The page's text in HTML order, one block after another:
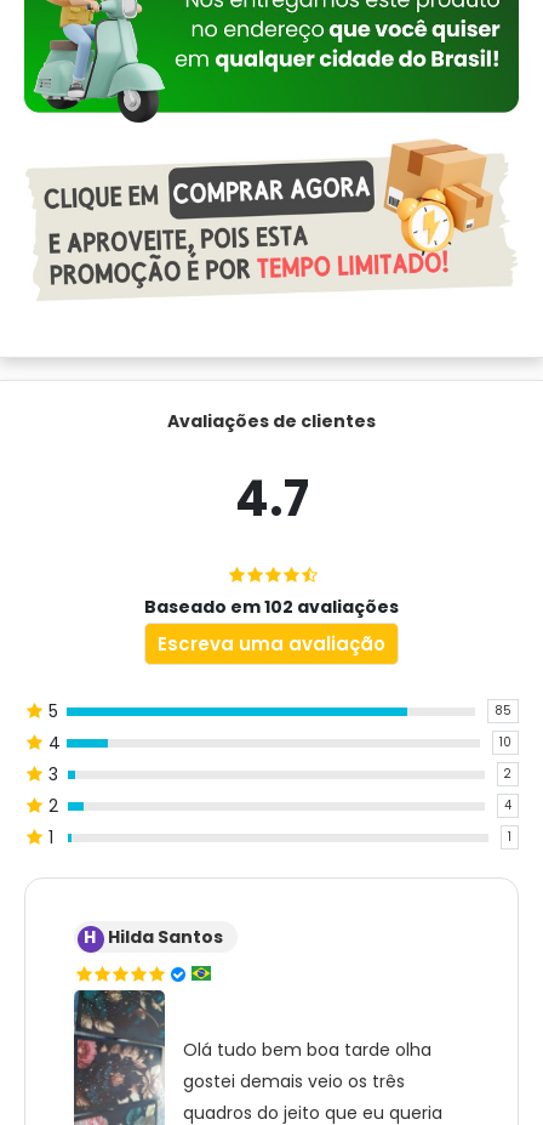
Avaliações de clientes
4.7
Baseado em 102 avaliações
Escreva uma avaliação
5 85
4 10
3 2
2 4
1 1
H Hilda Santos
Olá tudo bem boa tarde olha
gostei demais veio os três
quadros do jeito que eu queria